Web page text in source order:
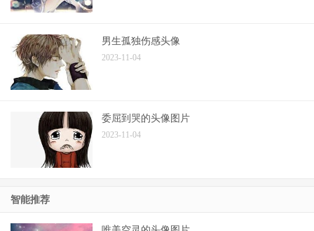
男生孤独伤感头像
2023-11-04
委屈到哭的头像图片
2023-11-04
智能推荐